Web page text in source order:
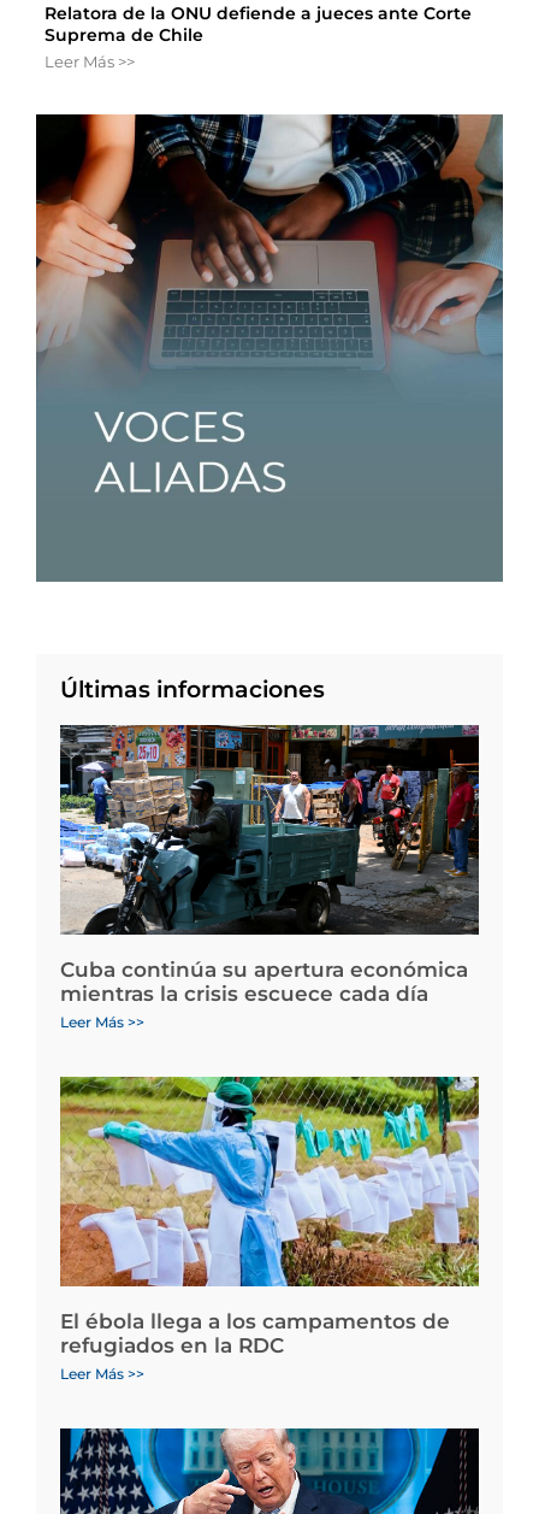
Relatora de la ONU defiende a jueces ante Corte
Suprema de Chile
Leer Más >>
Últimas informaciones
Cuba continúa su apertura económica
mientras la crisis escuece cada día
Leer Más >>
El ébola llega a los campamentos de
refugiados en la RDC
Leer Más >>